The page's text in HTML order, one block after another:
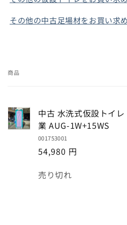
その他の中古足場材をお買い求
あ
の
カ
商品
中古 水洗式仮設トイ
業 AUG-1W+15WS
001753001
54,980 円
数
売り切れ